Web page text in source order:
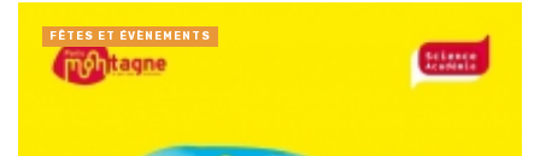
FÊTES ET ÉVÈNEMENTS